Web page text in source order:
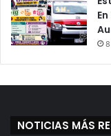
NOTICIAS MÁS